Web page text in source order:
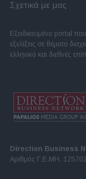
Σχετικά με μας
Εξειδικευμένο portal που
εξελίξεις σε θέματα
ελληνικό και διεθνές
Direction Business
Αριθμός Γ.Ε.ΜΗ.